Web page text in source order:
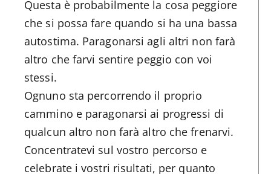
Questa è probabilmente la cosa peggiore
che si possa fare quando si ha una bassa
autostima. Paragonarsi agli altri non farà
altro che farvi sentire peggio con voi
stessi.
Ognuno sta percorrendo il proprio
cammino e paragonarsi ai progressi di
qualcun altro non farà altro che frenarvi.
Concentratevi sul vostro percorso e
celebrate i vostri risultati, per quanto